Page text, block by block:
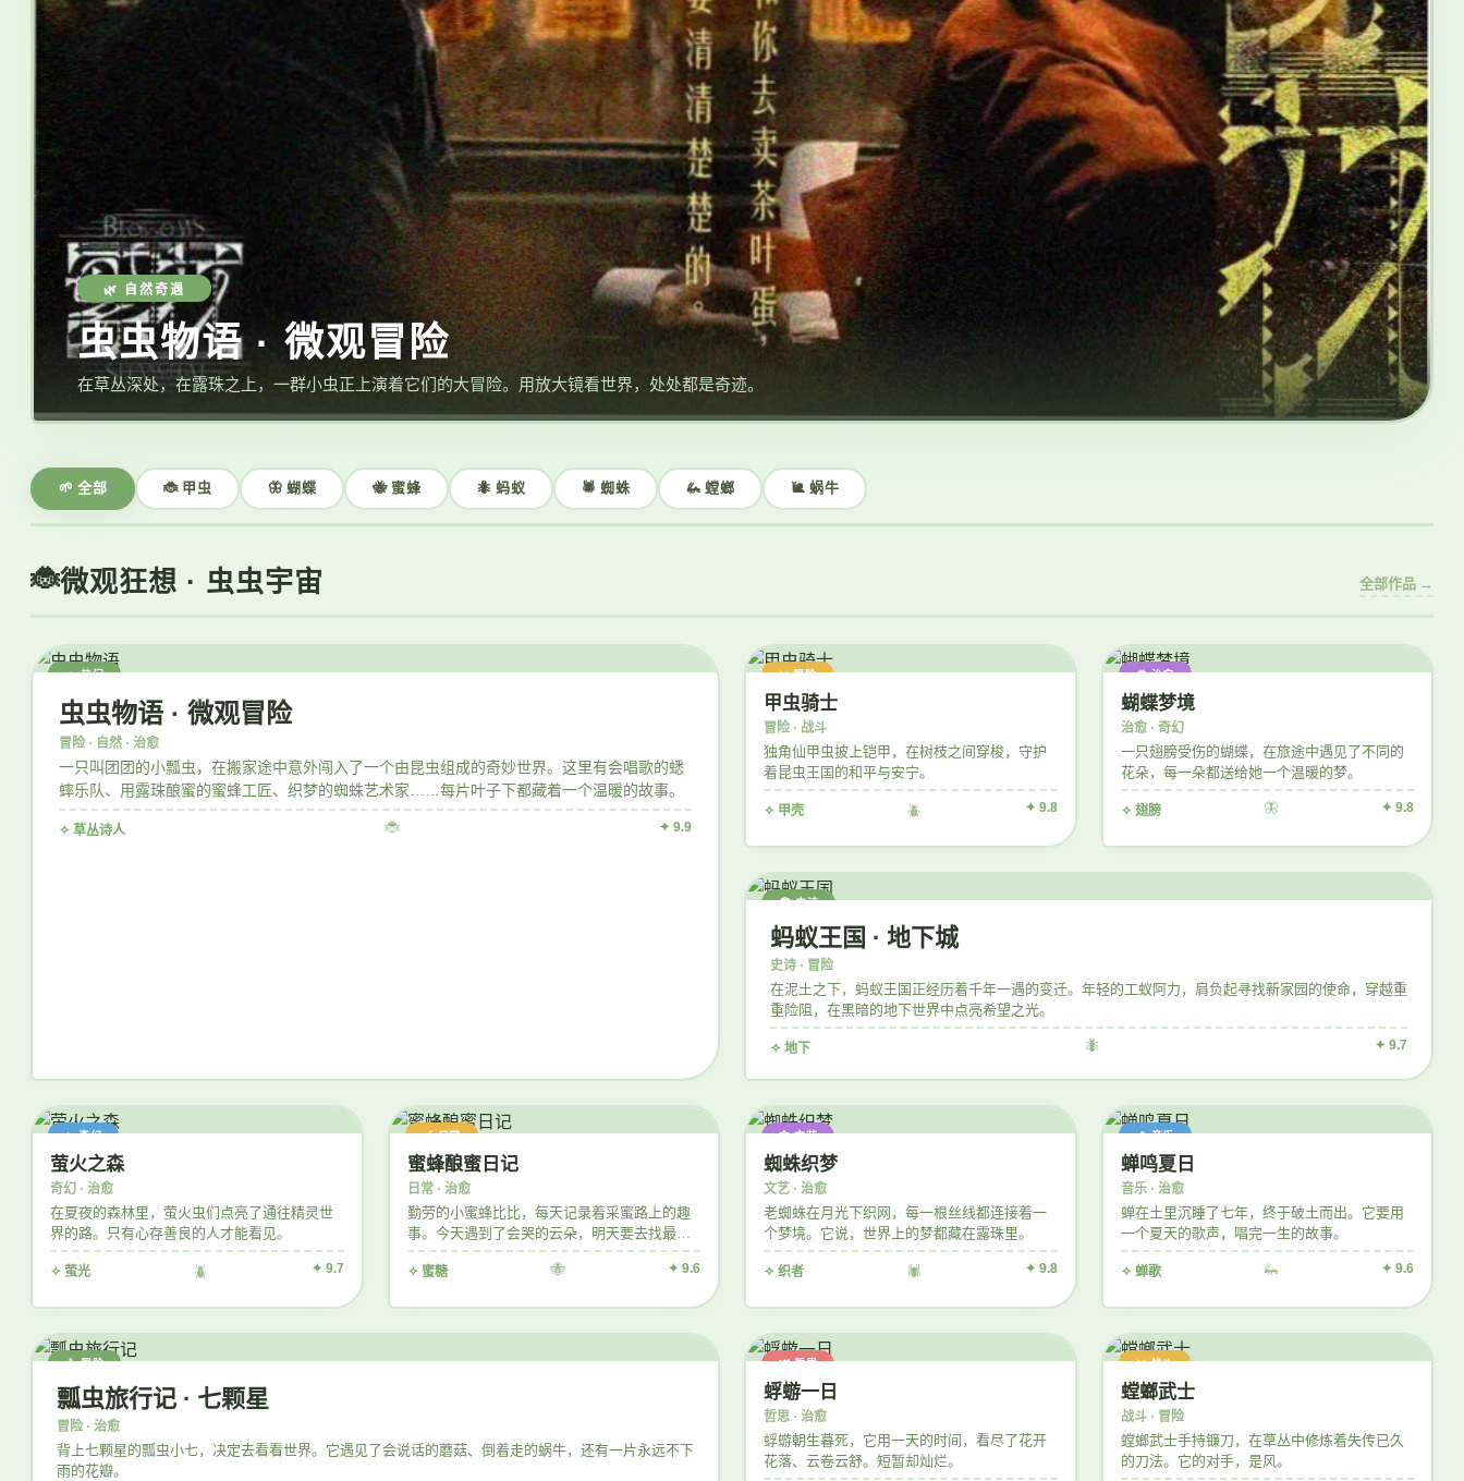
🌿 自然奇遇
虫虫物语 · 微观冒险
在草丛深处，在露珠之上，一群小虫正上演着它们的大冒险。用放大镜看世界，处处都是奇迹。
🌱 全部 🐞 甲虫 🦋 蝴蝶 🐝 蜜蜂 🐜 蚂蚁 🕷️ 蜘蛛 🦗 螳螂 🐌 蜗牛
微观狂想 · 虫虫宇宙 全部作品 →
🔥 热门
虫虫物语 · 微观冒险
冒险 · 自然 · 治愈
一只叫团团的小瓢虫，在搬家途中意外闯入了一个由昆虫组成的奇妙世界。这里有会唱歌的蟋
蟀乐队、用露珠酿蜜的蜜蜂工匠、织梦的蜘蛛艺术家……每片叶子下都藏着一个温暖的故事。
✧ 草丛诗人 🐞 ✦ 9.9
⚔️ 冒险
甲虫骑士
冒险 · 战斗
独角仙甲虫披上铠甲，在树枝之间穿梭，守护
着昆虫王国的和平与安宁。
✧ 甲壳 🪲 ✦ 9.8
🦋 治愈
蝴蝶梦境
治愈 · 奇幻
一只翅膀受伤的蝴蝶，在旅途中遇见了不同的
花朵，每一朵都送给她一个温暖的梦。
✧ 翅膀 🦋 ✦ 9.8
🏛️ 史诗
蚂蚁王国 · 地下城
史诗 · 冒险
在泥土之下，蚂蚁王国正经历着千年一遇的变迁。年轻的工蚁阿力，肩负起寻找新家园的使命，穿越重
重险阻，在黑暗的地下世界中点亮希望之光。
✧ 地下 🐜 ✦ 9.7
✨ 奇幻
萤火之森
奇幻 · 治愈
在夏夜的森林里，萤火虫们点亮了通往精灵世
界的路。只有心存善良的人才能看见。
✧ 萤光 🪲 ✦ 9.7
🍯 日常
蜜蜂酿蜜日记
日常 · 治愈
勤劳的小蜜蜂比比，每天记录着采蜜路上的趣
事。今天遇到了会哭的云朵，明天要去找最甜
的那片花田。
✧ 蜜糖 🐝 ✦ 9.6
🕸️ 文艺
蜘蛛织梦
文艺 · 治愈
老蜘蛛在月光下织网，每一根丝线都连接着一
个梦境。它说，世界上的梦都藏在露珠里。
✧ 织者 🕷️ ✦ 9.8
🎵 音乐
蝉鸣夏日
音乐 · 治愈
蝉在土里沉睡了七年，终于破土而出。它要用
一个夏天的歌声，唱完一生的故事。
✧ 蝉歌 🦗 ✦ 9.6
🧳 冒险
瓢虫旅行记 · 七颗星
冒险 · 治愈
背上七颗星的瓢虫小七，决定去看看世界。它遇见了会说话的蘑菇、倒着走的蜗牛，还有一片永远不下
雨的花瓣。
🕊️ 哲思
蜉蝣一日
哲思 · 治愈
蜉蝣朝生暮死，它用一天的时间，看尽了花开
花落、云卷云舒。短暂却灿烂。
⚔️ 战斗
螳螂武士
战斗 · 冒险
螳螂武士手持镰刀，在草丛中修炼着失传已久
的刀法。它的对手，是风。